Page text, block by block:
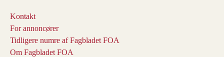
Kontakt
For annoncører
Tidligere numre af Fagbladet FOA
Om Fagbladet FOA